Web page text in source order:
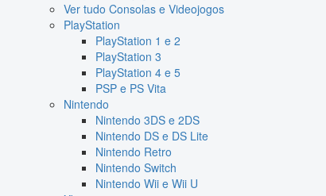
Ver tudo Consolas e Videojogos
PlayStation
PlayStation 1 e 2
PlayStation 3
PlayStation 4 e 5
PSP e PS Vita
Nintendo
Nintendo 3DS e 2DS
Nintendo DS e DS Lite
Nintendo Retro
Nintendo Switch
Nintendo Wii e Wii U